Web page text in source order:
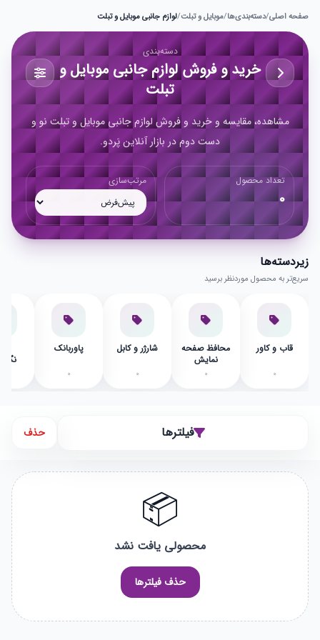
صفحه اصلی/دسته‌بندی‌ها/موبایل و تبلت/لوازم جانبی موبایل و تبلت
دسته‌بندی
خرید و فروش لوازم جانبی موبایل و
تبلت
مشاهده، مقایسه و خرید و فروش لوازم جانبی موبایل و تبلت نو و
دست دوم در بازار آنلاین پَردو.
تعداد محصول
0
مرتب‌سازی
زیر‌دسته‌ها
سریع‌تر به محصول موردنظر برسید
قاب و کاور
0
محافظ صفحه
نمایش
0
شارژر و کابل
0
پاوربانک
0
فیلترها حذف
📦
محصولی یافت نشد
حذف فیلترها